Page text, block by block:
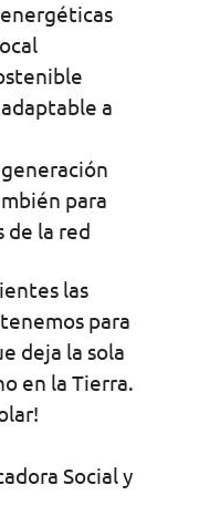
a
para
de la red
las
para
deja la sola
en la Tierra.
Social y